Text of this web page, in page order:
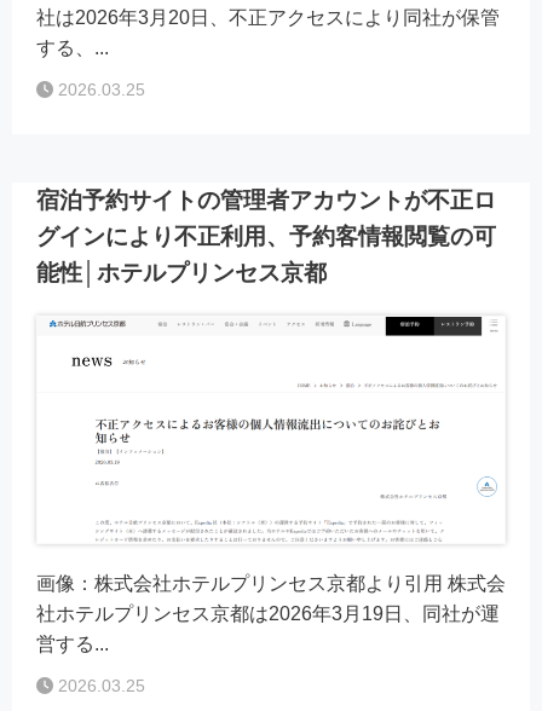
社は2026年3月20日、不正アクセスにより同社が保管
する、...
2026.03.25
宿泊予約サイトの管理者アカウントが不正ロ
グインにより不正利用、予約客情報閲覧の可
能性│ホテルプリンセス京都
画像：株式会社ホテルプリンセス京都より引用 株式会
社ホテルプリンセス京都は2026年3月19日、同社が運
営する...
2026.03.25